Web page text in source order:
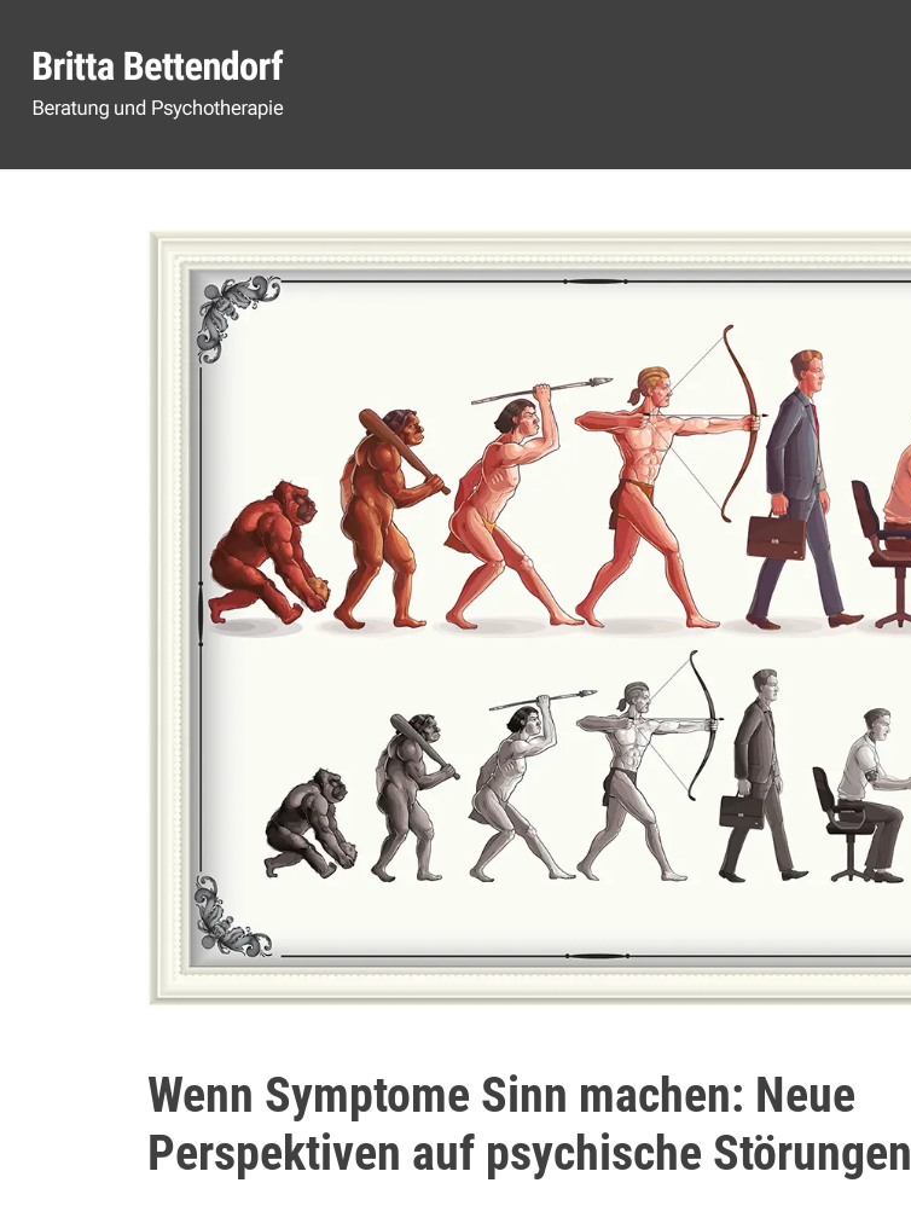
Wenn Symptome Sinn machen: Neue
Perspektiven auf psychische Störungen